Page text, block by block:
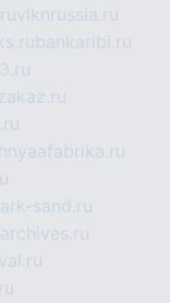
vlknrussia.ru
bankaribi.ru
sand.ru